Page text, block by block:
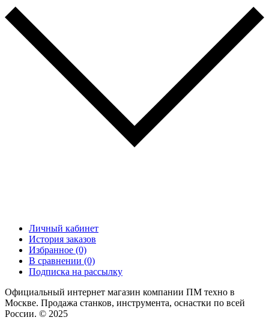
Личный кабинет
История заказов
Избранное (0)
В сравнении (0)
Подписка на рассылку
Официальный интернет магазин компании ПМ техно в
Москве. Продажа станков, инструмента, оснастки по всей
России. © 2025